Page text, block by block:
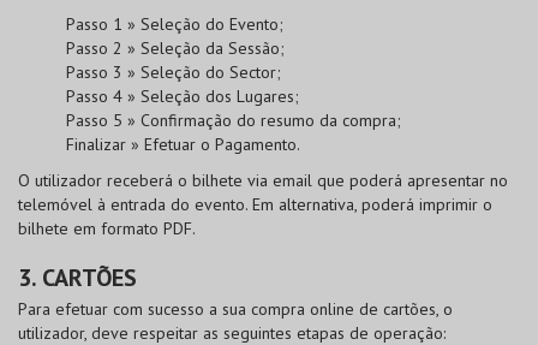
Passo 1 » Seleção do Evento;
Passo 2 » Seleção da Sessão;
Passo 3 » Seleção do Sector;
Passo 4 » Seleção dos Lugares;
Passo 5 » Confirmação do resumo da compra;
Finalizar » Efetuar o Pagamento.
O utilizador receberá o bilhete via email que poderá apresentar no
telemóvel à entrada do evento. Em alternativa, poderá imprimir o
bilhete em formato PDF.
3. CARTÕES
Para efetuar com sucesso a sua compra online de cartões, o
utilizador, deve respeitar as seguintes etapas de operação: